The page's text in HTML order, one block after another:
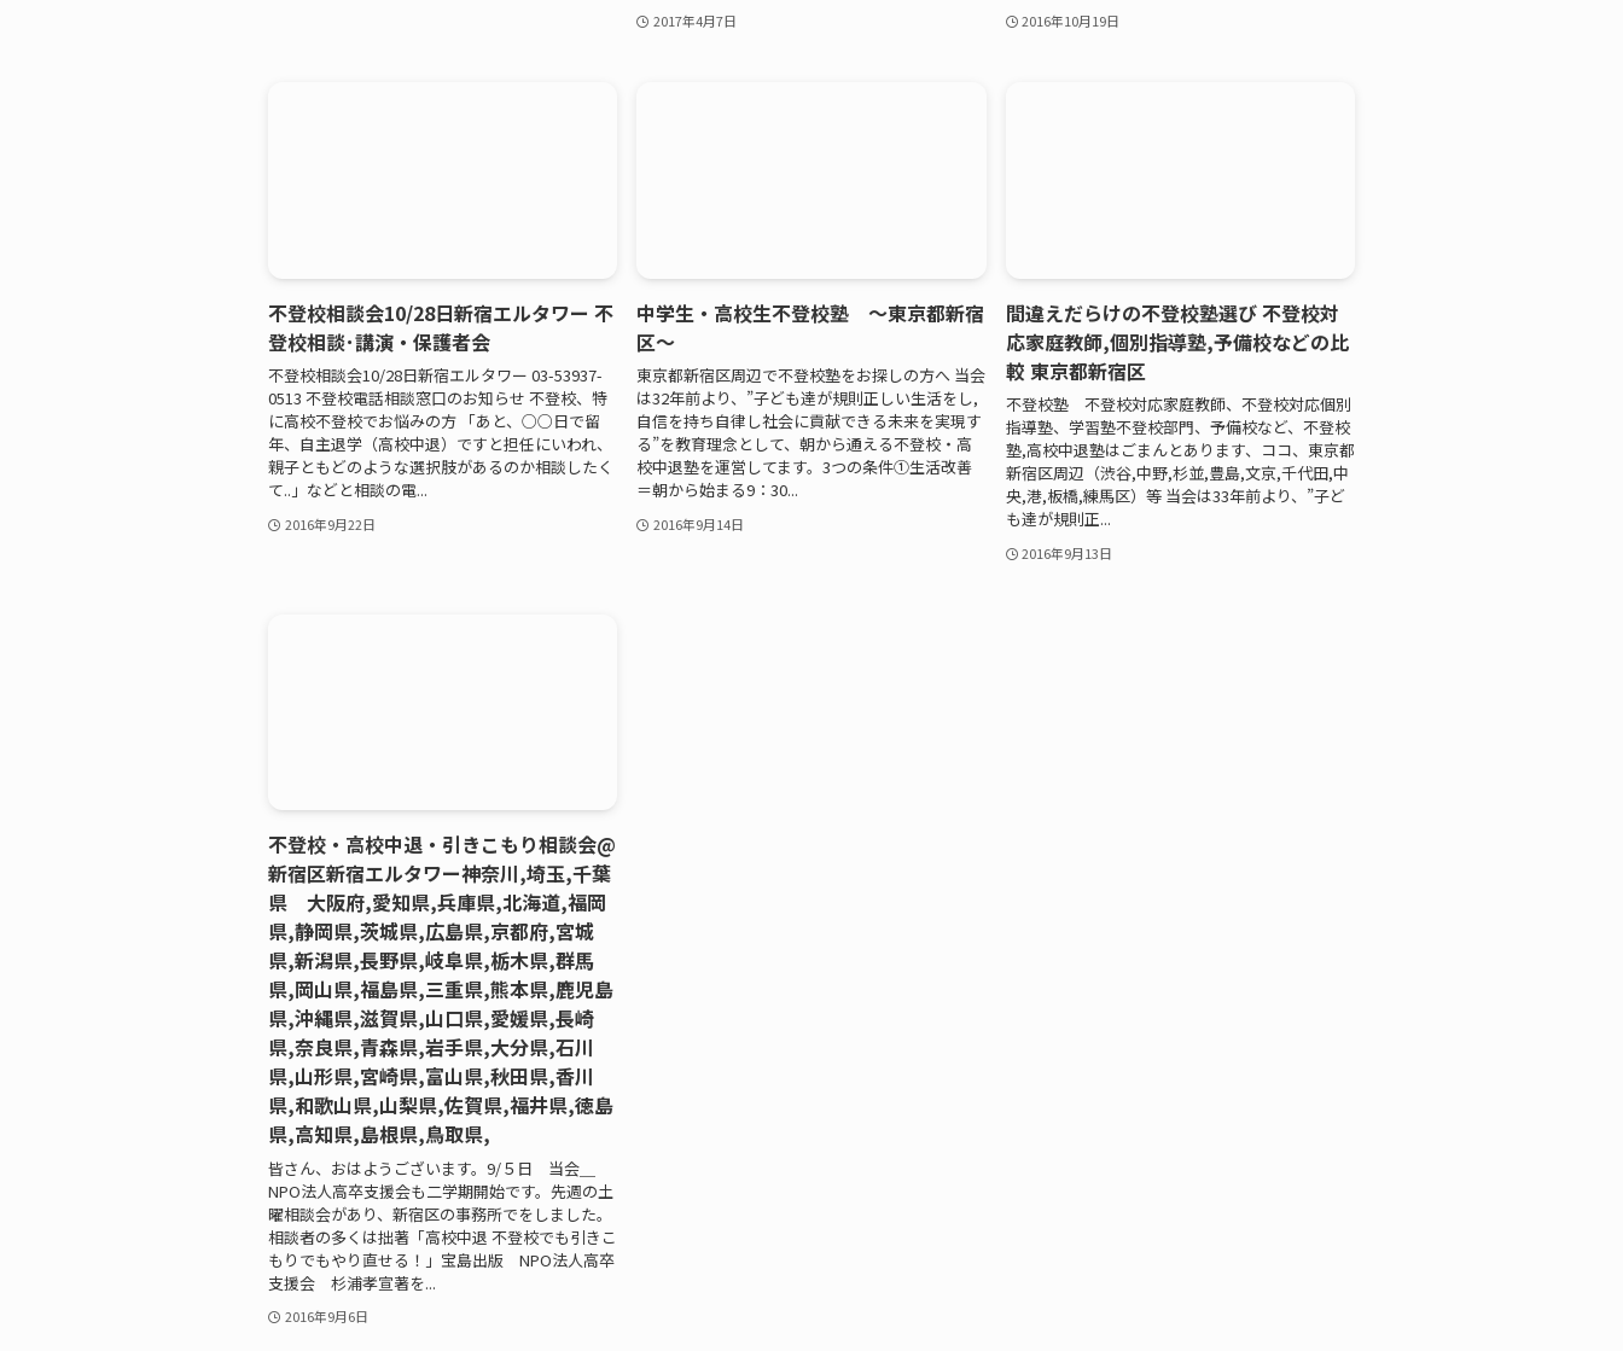
2017年4月7日 2016年10月19日
不登校相談会10/28日新宿エルタワー 不
登校相談･講演・保護者会
不登校相談会10/28日新宿エルタワー 03-53937-
0513 不登校電話相談窓口のお知らせ 不登校、特
に高校不登校でお悩みの方 「あと、○○日で留
年、自主退学（高校中退）ですと担任にいわれ、
親子ともどのような選択肢があるのか相談したく
て..」などと相談の電...
2016年9月22日
中学生・高校生不登校塾 ～東京都新宿
区～
東京都新宿区周辺で不登校塾をお探しの方へ 当会
は32年前より、”子ども達が規則正しい生活をし,
自信を持ち自律し社会に貢献できる未来を実現す
る”を教育理念として、朝から通える不登校・高
校中退塾を運営してます。3つの条件①生活改善
＝朝から始まる9：30...
2016年9月14日
間違えだらけの不登校塾選び 不登校対
応家庭教師,個別指導塾,予備校などの比
較 東京都新宿区
不登校塾 不登校対応家庭教師、不登校対応個別
指導塾、学習塾不登校部門、予備校など、不登校
塾,高校中退塾はごまんとあります、ココ、東京都
新宿区周辺（渋谷,中野,杉並,豊島,文京,千代田,中
央,港,板橋,練馬区）等 当会は33年前より、”子ど
も達が規則正...
2016年9月13日
不登校・高校中退・引きこもり相談会@
新宿区新宿エルタワー神奈川,埼玉,千葉
県 大阪府,愛知県,兵庫県,北海道,福岡
県,静岡県,茨城県,広島県,京都府,宮城
県,新潟県,長野県,岐阜県,栃木県,群馬
県,岡山県,福島県,三重県,熊本県,鹿児島
県,沖縄県,滋賀県,山口県,愛媛県,長崎
県,奈良県,青森県,岩手県,大分県,石川
県,山形県,宮崎県,富山県,秋田県,香川
県,和歌山県,山梨県,佐賀県,福井県,徳島
県,高知県,島根県,鳥取県,
皆さん、おはようございます。9/５日 当会＿
NPO法人高卒支援会も二学期開始です。先週の土
曜相談会があり、新宿区の事務所でをしました。
相談者の多くは拙著「高校中退 不登校でも引きこ
もりでもやり直せる！」宝島出版 NPO法人高卒
支援会 杉浦孝宣著を...
2016年9月6日